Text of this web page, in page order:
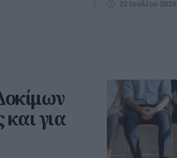
22 Ιουλίου 2026
για